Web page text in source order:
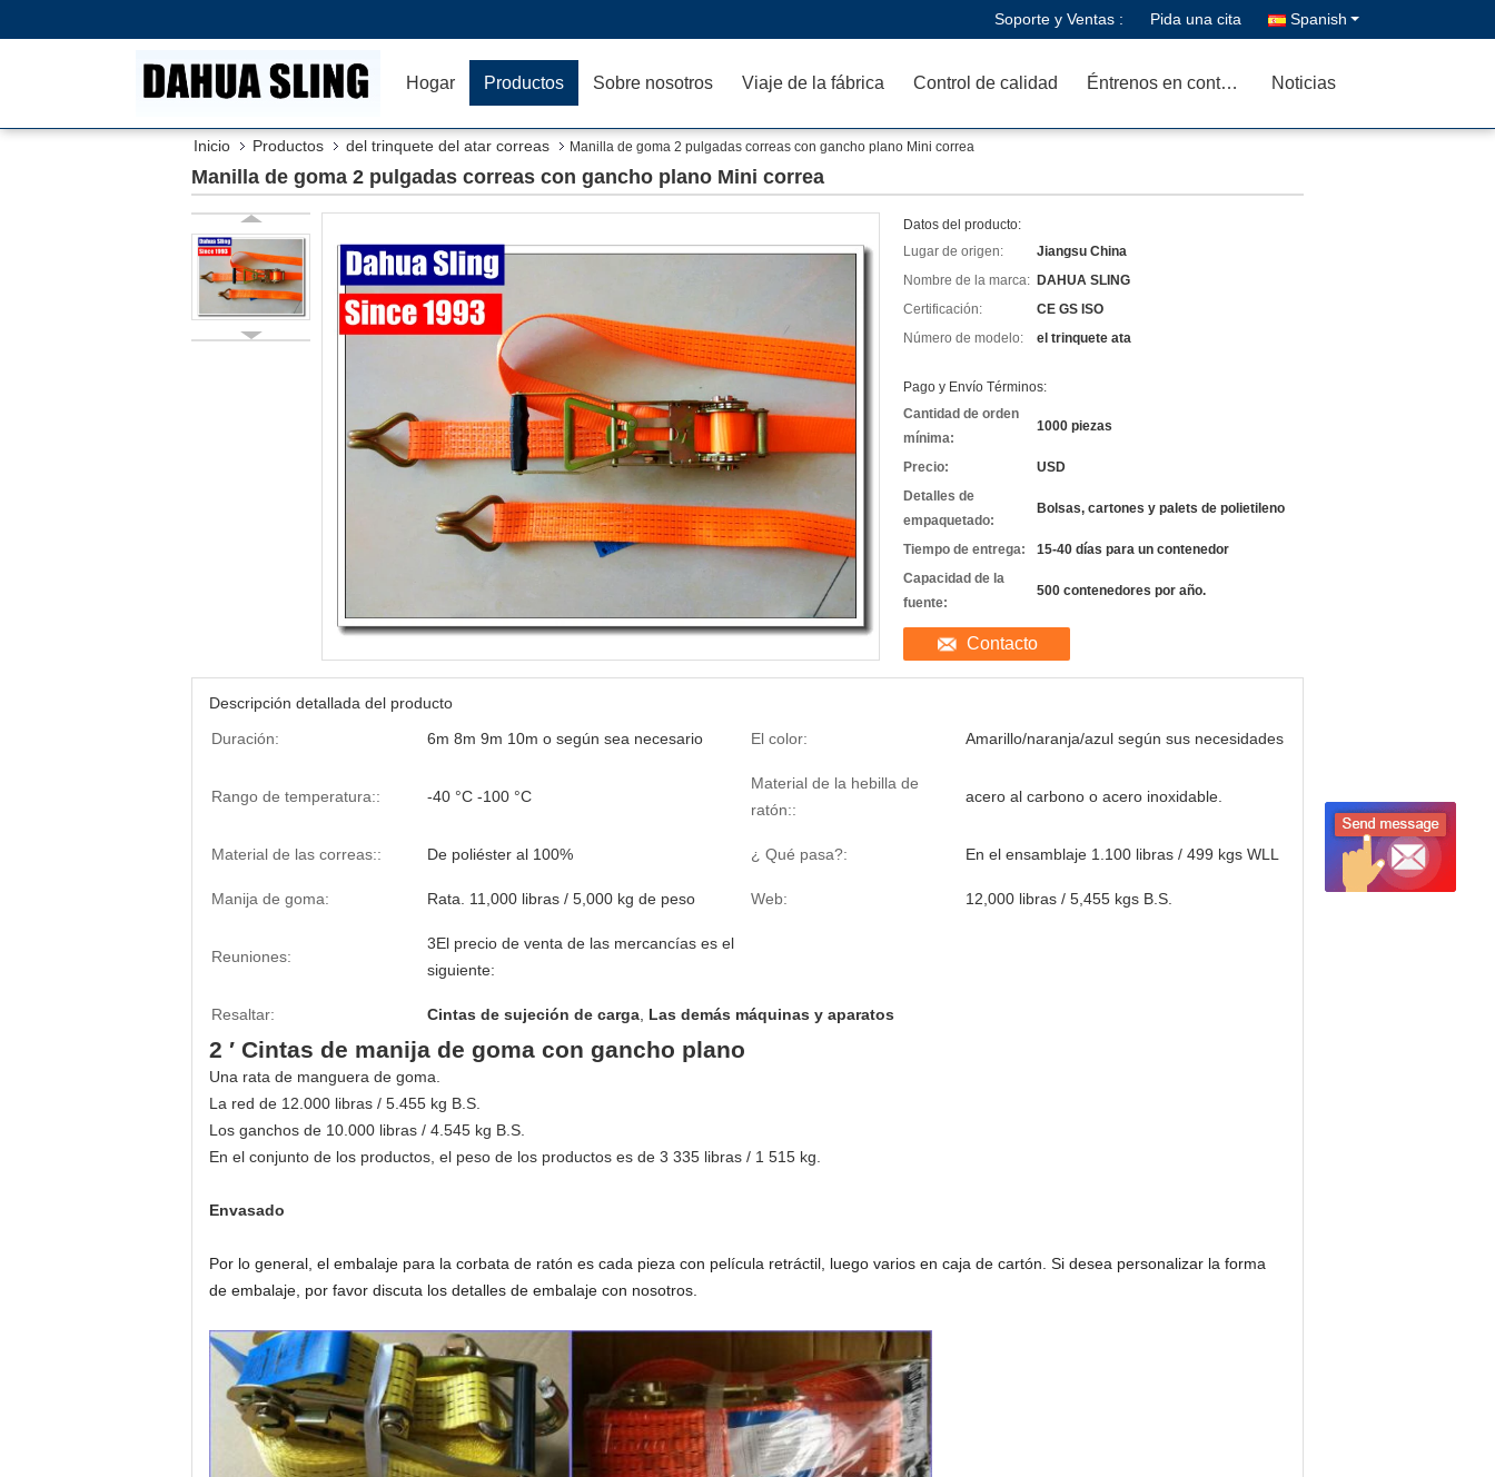
Soporte y Ventas : Pida una cita Spanish
Hogar Productos Sobre nosotros Viaje de la fábrica Control de calidad Éntrenos en contacto con Noticias
Inicio Productos del trinquete del atar correas Manilla de goma 2 pulgadas correas con gancho plano Mini correa
Manilla de goma 2 pulgadas correas con gancho plano Mini correa
Datos del producto:
Lugar de origen:
Jiangsu China
Nombre de la marca: DAHUA SLING
Certificación:
CE GS ISO
Número de modelo:
el trinquete ata
Pago y Envío Términos:
Cantidad de orden
mínima:
1000 piezas
Precio:
USD
Detalles de
empaquetado:
Bolsas, cartones y palets de polietileno
Tiempo de entrega:
15-40 días para un contenedor
Capacidad de la
fuente:
500 contenedores por año.
Contacto
Descripción detallada del producto
Duración:
6m 8m 9m 10m o según sea necesario El color: Amarillo/naranja/azul según sus necesidades
Rango de temperatura:: -40 °C -100 °C
Material de la hebilla de
ratón::
acero al carbono o acero inoxidable.
Material de las correas:: De poliéster al 100% ¿ Qué pasa?: En el ensamblaje 1.100 libras / 499 kgs WLL
Manija de goma: Rata. 11,000 libras / 5,000 kg de peso Web: 12,000 libras / 5,455 kgs B.S.
Reuniones:
3El precio de venta de las mercancías es el
siguiente:
Resaltar: Cintas de sujeción de carga Las demás máquinas y aparatos
2 ′ Cintas de manija de goma con gancho plano
Una rata de manguera de goma.
La red de 12.000 libras / 5.455 kg B.S.
Los ganchos de 10.000 libras / 4.545 kg B.S.
En el conjunto de los productos, el peso de los productos es de 3 335 libras / 1 515 kg.
Envasado
Por lo general, el embalaje para la corbata de ratón es cada pieza con película retráctil, luego varios en caja de cartón. Si desea personalizar la forma
de embalaje, por favor discuta los detalles de embalaje con nosotros.